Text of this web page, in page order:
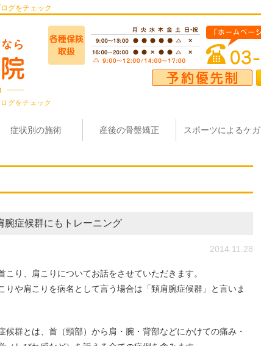
グをチェック
グをチェック
症状別の施術 産後の骨盤矯正 スポーツによるケガ
腕症候群にもトレーニング
2014.11.28
こり、肩こりについてお話をさせていただきます。
りや肩こりを病名として言う場合は「頚肩腕症候群」と言いま
候群とは、首（頸部）から肩・腕・背部などにかけての痛み・